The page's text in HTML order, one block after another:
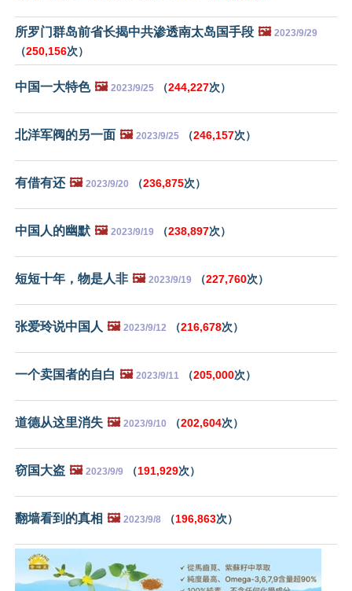
所罗门群岛前省长揭中共渗透南太岛国手段 🖼️ 2023/9/29
（250,156次）
中国一大特色 🖼️ 2023/9/25 （244,227次）
北洋军阀的另一面 🖼️ 2023/9/25 （246,157次）
有借有还 🖼️ 2023/9/20 （236,875次）
中国人的幽默 🖼️ 2023/9/19 （238,897次）
短短十年，物是人非 🖼️ 2023/9/19 （227,760次）
张爱玲说中国人 🖼️ 2023/9/12 （216,678次）
一个卖国者的自白 🖼️ 2023/9/11 （205,000次）
道德从这里消失 🖼️ 2023/9/10 （202,604次）
窃国大盗 🖼️ 2023/9/9 （191,929次）
翻墙看到的真相 🖼️ 2023/9/8 （196,863次）